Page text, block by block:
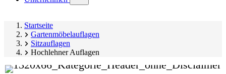
submenu)
Startseite
Gartenmöbelauflagen
Sitzauflagen
Hochlehner Auflagen